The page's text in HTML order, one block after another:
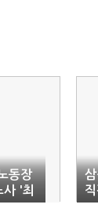
동장
사 '최